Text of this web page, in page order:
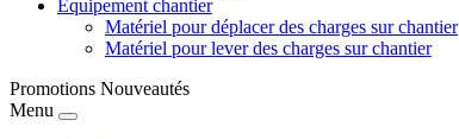
Equipement chantier
Matériel pour déplacer des charges sur chantier
Matériel pour lever des charges sur chantier
Promotions Nouveautés
Menu